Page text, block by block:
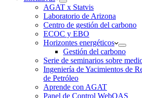
AGAT x Statvis
Laboratorio de Arizona
Centro de gestión del carbono
ECOC y EBO
Horizontes energéticos
Gestión del carbono
Serie de seminarios sobre
Ingeniería de Yacimientos de
de Petróleo
Aprende con AGAT
Panel de Control WebOAS